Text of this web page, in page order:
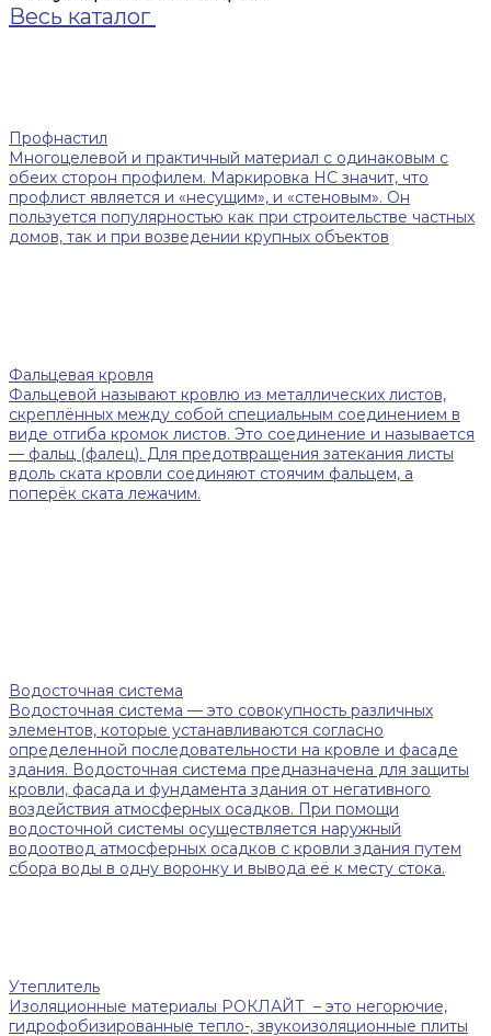
Весь каталог
Профнастил
Многоцелевой и практичный материал с одинаковым с
обеих сторон профилем. Маркировка НС значит, что
профлист является и «несущим», и «стеновым». Он
пользуется популярностью как при строительстве частных
домов, так и при возведении крупных объектов
Фальцевая кровля
Фальцевой называют кровлю из металлических листов,
скреплённых между собой специальным соединением в
виде отгиба кромок листов. Это соединение и называется
— фальц (фалец). Для предотвращения затекания листы
вдоль ската кровли соединяют стоячим фальцем, а
поперёк ската лежачим.
Водосточная система
Водосточная система — это совокупность различных
элементов, которые устанавливаются согласно
определенной последовательности на кровле и фасаде
здания. Водосточная система предназначена для защиты
кровли, фасада и фундамента здания от негативного
воздействия атмосферных осадков. При помощи
водосточной системы осуществляется наружный
водоотвод атмосферных осадков с кровли здания путем
сбора воды в одну воронку и вывода её к месту стока.
Утеплитель
Изоляционные материалы РОКЛАЙТ – это негорючие,
гидрофобизированные тепло-, звукоизоляционные плиты